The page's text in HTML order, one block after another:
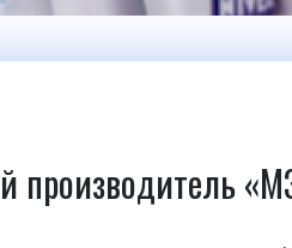
производитель